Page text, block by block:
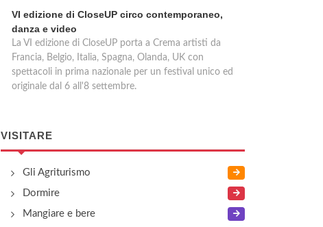
VI edizione di CloseUP circo contemporaneo,
danza e video
La VI edizione di CloseUP porta a Crema artisti da
Francia, Belgio, Italia, Spagna, Olanda, UK con
spettacoli in prima nazionale per un festival unico ed
originale dal 6 all'8 settembre.
VISITARE
Gli Agriturismo
Dormire
Mangiare e bere